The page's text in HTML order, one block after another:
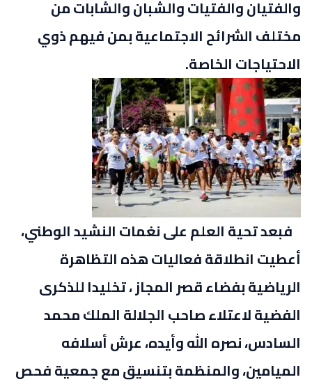
والفتيان والفتيات والشبان والشابات من
مختلف الشرائح الاجتماعية بمن فيهم ذوي
الاحتياجات الخاصة.
فبعد تحية العلم على نغمات النشيد الوطني،
أعطيت انطلاقة فعاليات هذه التظاهرة
الرياضية بفضاء قصر المجاز ، تخليدا للذكرى
الفضية لاعتلاء صاحب الجلالة الملك محمد
السادس، نصره الله وأيده، عرش أسلافه
الميامين، والمنظمة بتنسيق مع جمعية فحص